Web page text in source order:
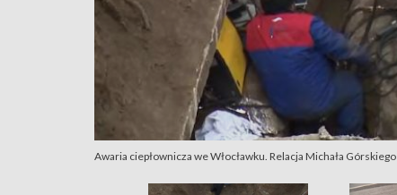
Awaria ciepłownicza we Włocławku. Relacja Michała Górskiego